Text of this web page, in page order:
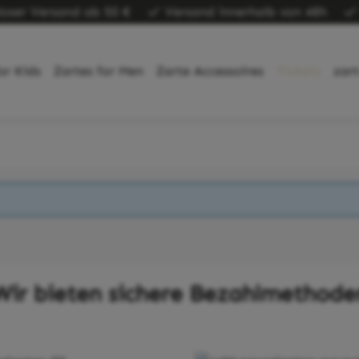
Versand ab 50 € Versand innerhalb von 48h
Kids Zartes for Men Zarte Accessoires
bieten sichere